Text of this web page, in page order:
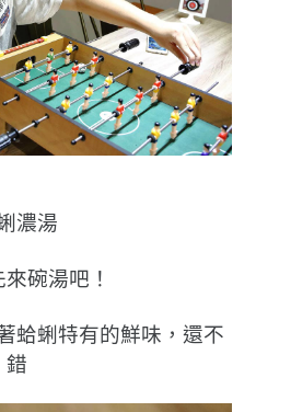
濃湯
碗湯吧！
蛤蜊特有的鮮味，還不
錯